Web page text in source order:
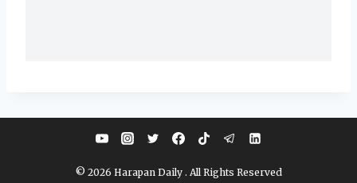
© 2026 Harapan Daily . All Rights Reserved